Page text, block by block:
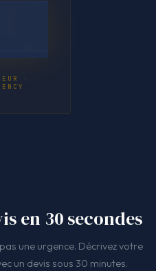
·
en 30 secondes
une urgence. Décrivez votre
un devis sous 30 minutes.